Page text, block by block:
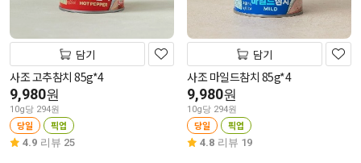
담기
사조 고추참치 85g*4
9,980원
10g당 294원
당일 픽업
4.9 리뷰 25
담기
사조 마일드참치 85g*4
9,980원
10g당 294원
당일 픽업
4.8 리뷰 19